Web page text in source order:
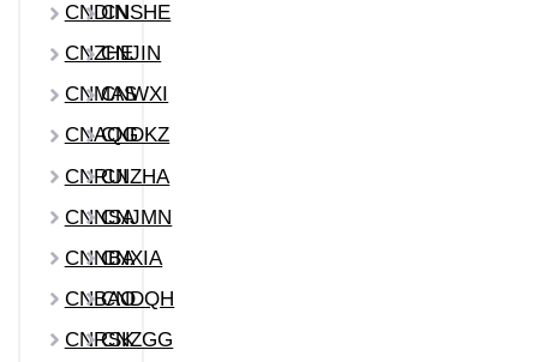
CNDINCNSHE
CNZHE
CNJIN
CNMAS
CNWXI
CNAQG
CNDKZ
CNRUICNZHA
CNNSACNJMN
CNNBA
CNXIA
CNBAOCNDQH
CNRSKCNZGG